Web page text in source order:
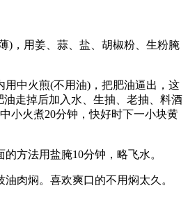
)，用姜、蒜、盐、胡椒粉、生粉腌
用中火煎(不用油)，把肥油逼出，这
走掉后加入水、生抽、老抽、料酒
小火煮20分钟，快好时下一小块黄
方法用盐腌10分钟，略飞水。
肉焖。喜欢爽口的不用焖太久。